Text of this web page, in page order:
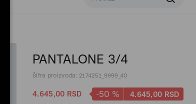
PANTALONE 3/4
Šifra proizvoda: 2174251_9999_40
4.645,00 RSD -50 % 4.645,00 RSD